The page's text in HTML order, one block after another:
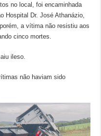
no local, foi encaminhada
Hospital Dr. José Athanázio,
a vítima não resistiu aos
cinco mortes.
ileso.
não haviam sido